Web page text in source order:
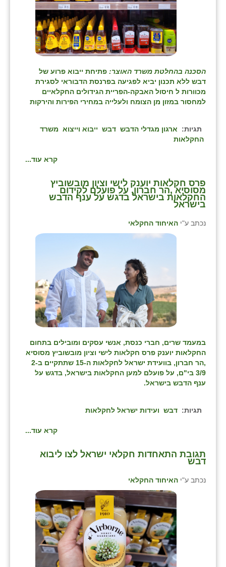
הסכנה בהחלטת משרד האוצר: פתיחת ייבוא פרוע של
דבש ללא תכנון יביא לפגיעה בפרנסת הדבוראי לסגירת
מכוורות ל חיסול האבקה-הפריית הגידולים החקלאיים
למחסור במזון מן הצומח ולעלייה במחירי הפירות והירקות
תגיות: ארגון מגדלי הדבש דבש ייבוא וייצוא משרד
החקלאות
קרא עוד...
פרס חקלאות יוענק לישי וציון מובשוביץ
מסוסיא ,הר חברון, על פועלם לקידום
החקלאות בישראל בדגש על ענף הדבש
בישראל
נכתב ע"י האיחוד החקלאי
במעמד שרים, חברי כנסת, אנשי עסקים ומובילים בתחום
החקלאות יוענק פרס חקלאות לישי וציון מובשוביץ מסוסיא
,הר חברון, בוועידת ישראל לחקלאות ה-15 שתתקיים ב2-
3/9 בי"ם, על פועלם למען החקלאות בישראל, בדגש על
ענף הדבש בישראל.
תגיות: דבש ועידות ישראל לחקלאות
קרא עוד...
⁨תגובת התאחדות חקלאי ישראל לצו ליבוא
דבש⁩
נכתב ע"י האיחוד החקלאי